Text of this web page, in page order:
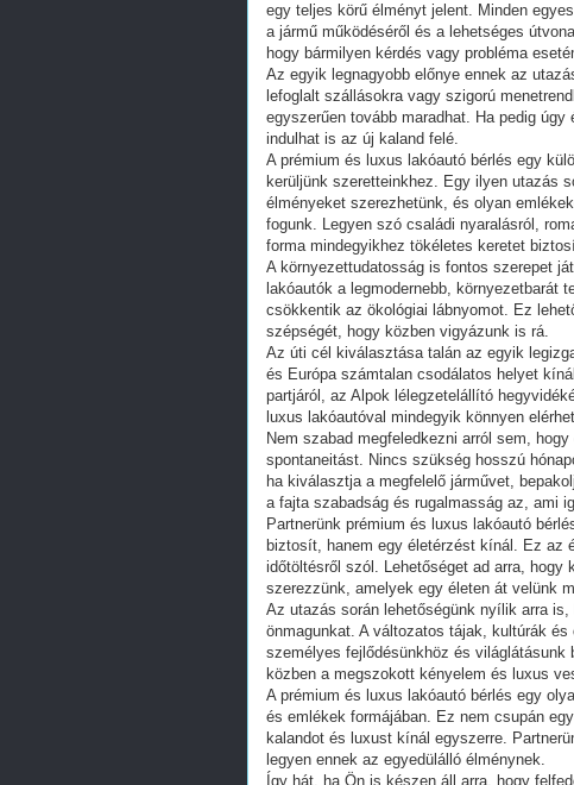
egy teljes körű élményt jelent. Minden
a jármű működéséről és a lehetséges
hogy bármilyen kérdés vagy probléma
Az egyik legnagyobb előnye ennek az
lefoglalt szállásokra vagy szigorú
egyszerűen tovább maradhat. Ha pedig
indulhat is az új kaland felé.
A prémium és luxus lakóautó bérlés egy
kerüljünk szeretteinkhez. Egy ilyen utazás
élményeket szerezhetünk, és olyan
fogunk. Legyen szó családi nyaralásról,
forma mindegyikhez tökéletes keretet
A környezettudatosság is fontos szerepet
lakóautók a legmodernebb, környezetbarát
csökkentik az ökológiai lábnyomot. Ez
szépségét, hogy közben vigyázunk is rá.
Az úti cél kiválasztása talán az egyik
és Európa számtalan csodálatos helyet
partjáról, az Alpok lélegzetelállító
luxus lakóautóval mindegyik könnyen
Nem szabad megfeledkezni arról sem,
spontaneitást. Nincs szükség hosszú
ha kiválasztja a megfelelő járművet,
a fajta szabadság és rugalmasság az, ami
Partnerünk prémium és luxus lakóautó
biztosít, hanem egy életérzést kínál. Ez az
időtöltésről szól. Lehetőséget ad arra, hogy
szerezzünk, amelyek egy életen át velünk
Az utazás során lehetőségünk nyílik arra
önmagunkat. A változatos tájak, kultúrák
személyes fejlődésünkhöz és
közben a megszokott kényelem és luxus
A prémium és luxus lakóautó bérlés egy
és emlékek formájában. Ez nem csupán
kalandot és luxust kínál egyszerre.
legyen ennek az egyedülálló élménynek.
Így hát, ha Ön is készen áll arra, hogy